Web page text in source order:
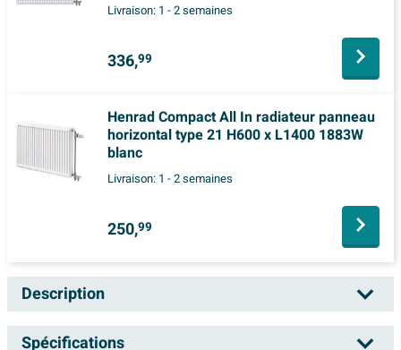
Livraison: 1 - 2 semaines
336,99
Henrad Compact All In radiateur panneau
horizontal type 21 H600 x L1400 1883W
blanc
Livraison: 1 - 2 semaines
250,99
Description
Stelrad Novello 8 radiateur panneau
Spécifications